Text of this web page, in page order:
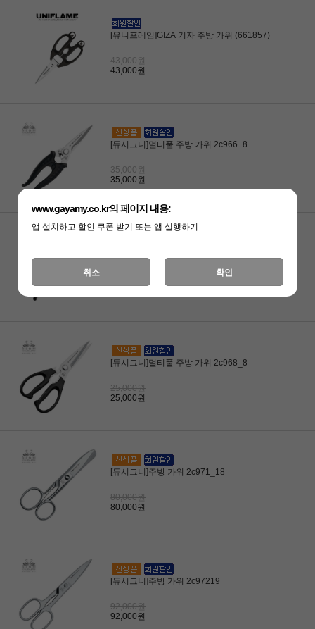
[유니프레임]GIZA 기자 주방 가위 (661857)
43,000원
43,000원
[듀시그니]멀티풀 주방 가위 2c966_8
35,000원
35,000원
29,000원
[듀시그니]멀티풀 주방 가위 2c968_8
25,000원
25,000원
[듀시그니]주방 가위 2c971_18
80,000원
80,000원
[듀시그니]주방 가위 2c97219
92,000원
92,000원
www.gayamy.co.kr의 페이지 내용:
앱 설치하고 할인 쿠폰 받기 또는 앱 실행하기
취소 확인